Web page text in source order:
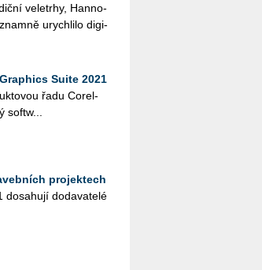
ve­letrhy, Han­no­
urych­li­lo di­gi­
Suite 2021
řadu Corel­
projektech
do­sa­hu­jí do­da­va­te­lé